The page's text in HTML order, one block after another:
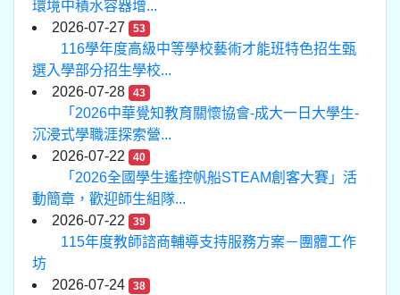
環境中積水容器增...
2026-07-27
53
116學年度高級中等學校藝術才能班特色招生甄
選入學部分招生學校...
2026-07-28
43
「2026中華覺知教育關懷協會-成大一日大學生-
沉浸式學職涯探索營...
2026-07-22
40
「2026全國學生遙控帆船STEAM創客大賽」活
動簡章，歡迎師生組隊...
2026-07-22
39
115年度教師諮商輔導支持服務方案－團體工作
坊
2026-07-24
38